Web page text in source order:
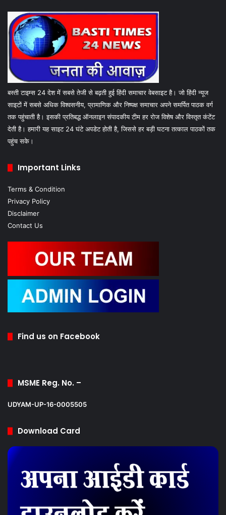
बस्ती टाइम्स 24 देश में सबसे तेजी से बढ़ती हुई हिंदी समाचार वेबसाइट है। जो हिंदी न्यूज
साइटों में सबसे अधिक विश्वसनीय, प्रामाणिक और निष्पक्ष समाचार अपने समर्पित पाठक वर्ग
तक पहुंचाती है। इसकी प्रतिबद्ध ऑनलाइन संपादकीय टीम हर रोज विशेष और विस्तृत कंटेंट
देती है। हमारी यह साइट 24 घंटे अपडेट होती है, जिससे हर बड़ी घटना तत्काल पाठकों तक
पहुंच सके।
Important Links
Terms & Condition
Privacy Policy
Disclaimer
Contact Us
Find us on Facebook
MSME Reg. No. –
UDYAM-UP-16-0005505
Download Card